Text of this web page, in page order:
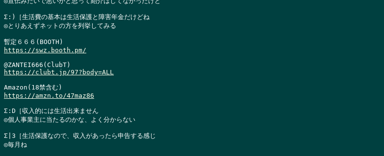
Σ:)［生活費の基本は生活保護と障害年金だけどね
◎とりあえずネットの方を列挙してみる
https://swz.booth.pm/
https://clubt.jp/97?body=ALL
https://amzn.to/47maz86
Σ:D［収入的には生活出来ません
◎個人事業主に当たるのかな、よく分からない
Σ|3［生活保護なので、収入があったら申告する感じ
◎毎月ね